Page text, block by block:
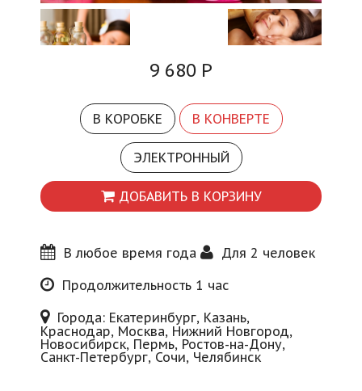
Блог
9 680 Р
В КОРОБКЕ В КОНВЕРТЕ
ЭЛЕКТРОННЫЙ
ДОБАВИТЬ В КОРЗИНУ
В любое время года
Для 2 человек
Продолжительность 1 час
Города: Екатеринбург, Казань,
Краснодар, Москва, Нижний Новгород,
Новосибирск, Пермь, Ростов-на-Дону,
Санкт-Петербург, Сочи, Челябинск